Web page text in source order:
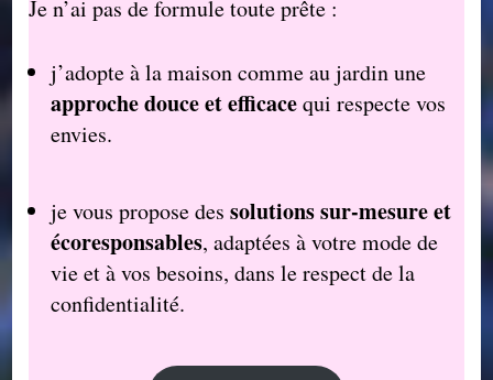
Je n’ai pas de formule toute prête :
j’adopte à la maison comme au jardin une
approche douce et efficacequi respecte vos
envies.
je vous propose dessolutions sur-mesure et
écoresponsables, adaptées à votre mode de
vie et à vos besoins, dans le respect de la
confidentialité.